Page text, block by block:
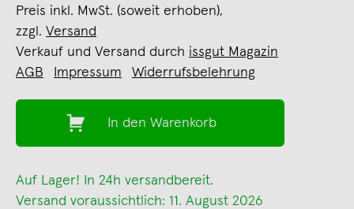
Preis inkl. MwSt. (soweit erhoben),
zzgl. Versand
Verkauf und Versand durch issgut Magazin
AGB
Impressum Widerrufsbelehrung
In den Warenkorb
Auf Lager! In 24h versandbereit.
Versand voraussichtlich: 11. August 2026